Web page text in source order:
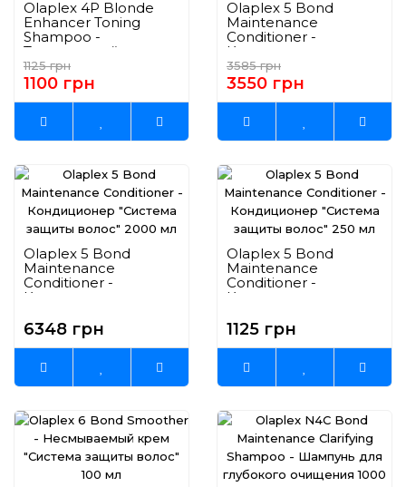
Olaplex 4P Blonde
Enhancer Toning
Shampoo -
Тонирующий
шампунь "Магия
Блонда" 250 мл
1125 грн
1100 грн
Olaplex 5 Bond
Maintenance
Conditioner -
Кондиционер
"Система защиты
волос" 1000 мл
3585 грн
3550 грн
Olaplex 5 Bond
Maintenance
Conditioner -
Кондиционер
волос" 2000 мл
6348 грн
Olaplex 5 Bond
Maintenance
Conditioner -
Кондиционер
волос" 250 мл
1125 грн